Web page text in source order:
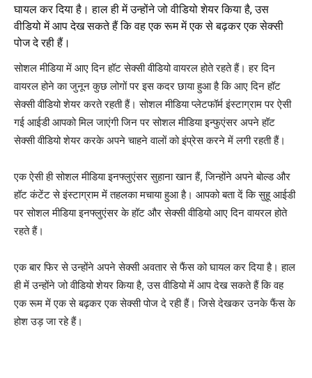
घायल कर दिया है। हाल ही में उन्होंने जो वीडियो शेयर किया है, उस
वीडियो में आप देख सकते हैं कि वह एक रूम में एक से बढ़कर एक सेक्सी
पोज दे रही हैं।
सोशल मीडिया में आए दिन हॉट सेक्सी वीडियो वायरल होते रहते हैं। हर दिन
वायरल होने का जुनून कुछ लोगों पर इस कदर छाया हुआ है कि आए दिन हॉट
सेक्सी वीडियो शेयर करते रहती हैं। सोशल मीडिया प्लेटफॉर्म इंस्टाग्राम पर ऐसी
गई आईडी आपको मिल जाएंगी जिन पर सोशल मीडिया इन्फुएंसर अपने हॉट
सेक्सी वीडियो शेयर करके अपने चाहने वालों को इंप्रेस करने में लगी रहती हैं।
एक ऐसी ही सोशल मीडिया इनफ्लुएंसर सुहाना खान हैं, जिन्होंने अपने बोल्ड और
हॉट कंटेंट से इंस्टाग्राम में तहलका मचाया हुआ है। आपको बता दें कि सुहू आईडी
पर सोशल मीडिया इनफ्लुएंसर के हॉट और सेक्सी वीडियो आए दिन वायरल होते
रहते हैं।
एक बार फिर से उन्होंने अपने सेक्सी अवतार से फैंस को घायल कर दिया है। हाल
ही में उन्होंने जो वीडियो शेयर किया है, उस वीडियो में आप देख सकते हैं कि वह
एक रूम में एक से बढ़कर एक सेक्सी पोज दे रही हैं। जिसे देखकर उनके फैंस के
होश उड़ जा रहे हैं।